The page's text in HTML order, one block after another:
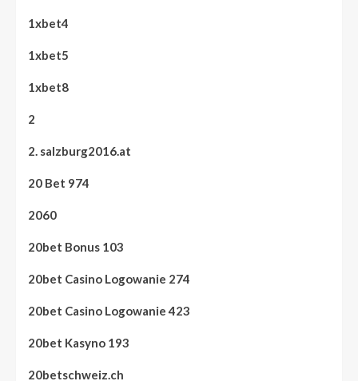
1xbet4
1xbet5
1xbet8
2
2. salzburg2016.at
20 Bet 974
2060
20bet Bonus 103
20bet Casino Logowanie 274
20bet Casino Logowanie 423
20bet Kasyno 193
20betschweiz.ch